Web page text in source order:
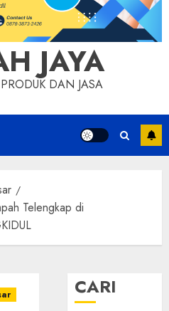
JAYA
DAN JASA
Telengkap di
CARI